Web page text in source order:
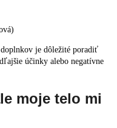
je dôležité poradiť
účinky alebo negatívne
moje telo mi